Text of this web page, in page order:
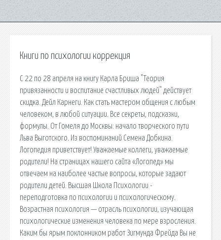
Книги по психологии коррекция
С 22 по 28 апреля на книгу Карла Бриша "Теория
привязанности и воспитание счастливых людей" действует
скидка. Дейл Карнеги. Как стать мастером общения с любым
человеком, в любой ситуации. Все секреты, подсказки,
формулы. От Гомеля до Москвы: начало творческого пути
Льва Выготского. Из воспоминаний Семена Добкина.
Логопедия привет­ствует! Уважаемые коллеги, уважаемые
родители! На страницах нашего сайта «Логопед» мы
отвечаем на наиболее частые вопросы, которые задают
родители детей. Высшая Школа Психологии -
переподготовка по психологии и психологическому.
Возрастная психология — отрасль психологии, изучающая
психологические изменения человека по мере взросления.
Каким бы ярым поклонником работ Зигмунда Фрейда Вы не